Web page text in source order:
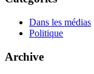
Dans les médias
Politique
Archive